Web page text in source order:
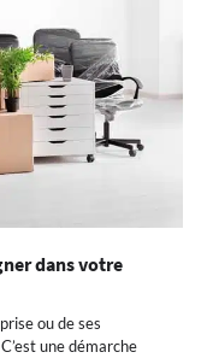
dans votre
ou de ses
une démarche